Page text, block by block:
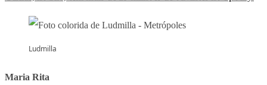
Ludmilla
Maria Rita